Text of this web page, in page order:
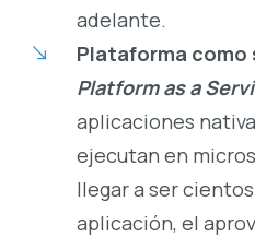
adelante.
Plataforma como
Platform as a
aplicaciones
ejecutan en
llegar a ser
aplicación, el